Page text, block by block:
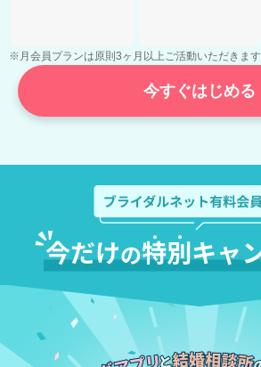
※月会員プランは原則3ヶ月以上ご活動いただきます
今すぐはじめる